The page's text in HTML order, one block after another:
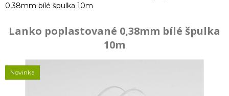
0,38mm bílé špulka 10m
Lanko poplastované 0,38mm bílé špulka
10m
Novinka